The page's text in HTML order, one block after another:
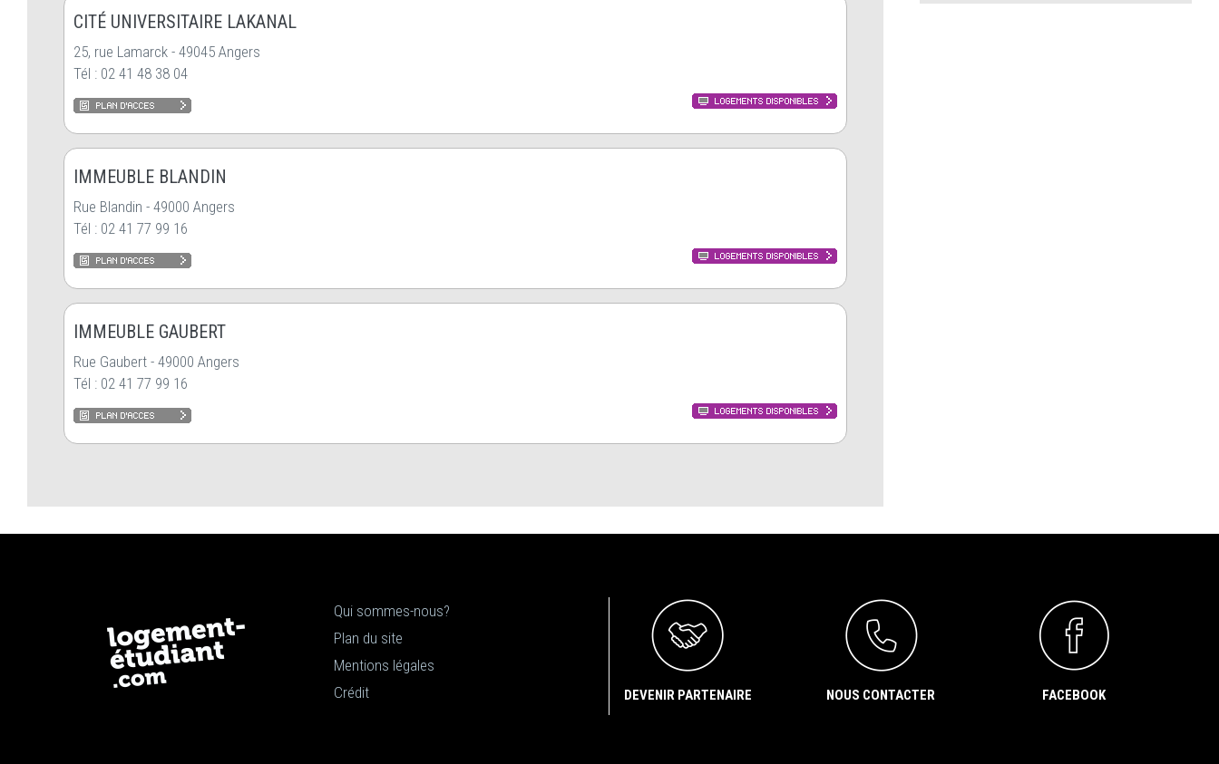
CITÉ UNIVERSITAIRE LAKANAL
25, rue Lamarck - 49045 Angers
Tél : 02 41 48 38 04
IMMEUBLE BLANDIN
Rue Blandin - 49000 Angers
Tél : 02 41 77 99 16
IMMEUBLE GAUBERT
Rue Gaubert - 49000 Angers
Tél : 02 41 77 99 16
Qui sommes-nous?
Plan du site
Mentions légales
Crédit
DEVENIR PARTENAIRE NOUS CONTACTER FACEBOOK